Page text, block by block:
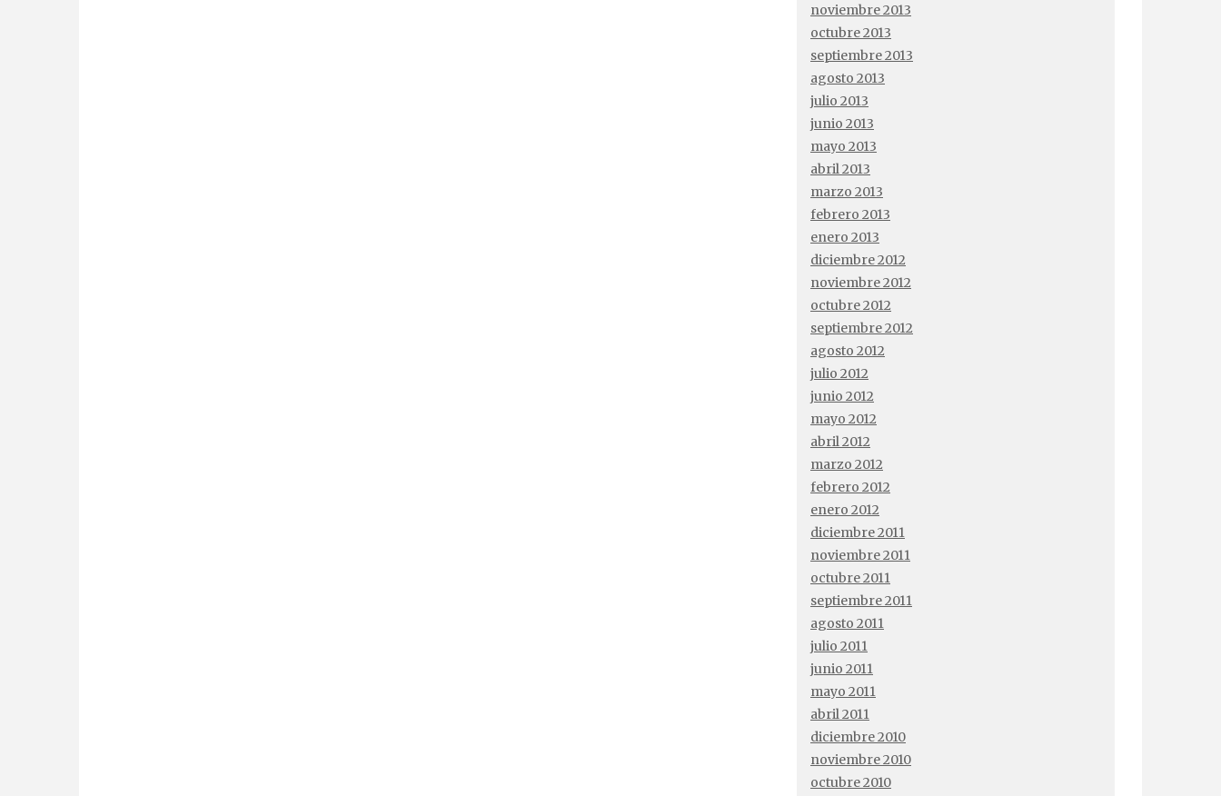
noviembre 2013
octubre 2013
septiembre 2013
agosto 2013
julio 2013
junio 2013
mayo 2013
abril 2013
marzo 2013
febrero 2013
enero 2013
diciembre 2012
noviembre 2012
octubre 2012
septiembre 2012
agosto 2012
julio 2012
junio 2012
mayo 2012
abril 2012
marzo 2012
febrero 2012
enero 2012
diciembre 2011
noviembre 2011
octubre 2011
septiembre 2011
agosto 2011
julio 2011
junio 2011
mayo 2011
abril 2011
diciembre 2010
noviembre 2010
octubre 2010